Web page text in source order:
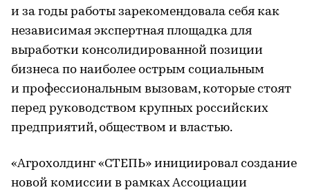
и за годы работы зарекомендовала себя как
независимая экспертная площадка для
выработки консолидированной позиции
бизнеса по наиболее острым социальным
и профессиональным вызовам, которые стоят
перед руководством крупных российских
предприятий, обществом и властью.
«Агрохолдинг «СТЕПЬ» инициировал создание
новой комиссии в рамках Ассоциации